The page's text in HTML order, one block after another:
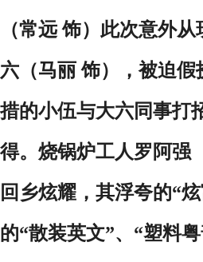
（常远 饰）此次意外从
六（马丽 饰），被迫
措的小伍与大六同事打
得。烧锅炉工人罗阿强
回乡炫耀，其浮夸的“
的“散装英文”、“塑料